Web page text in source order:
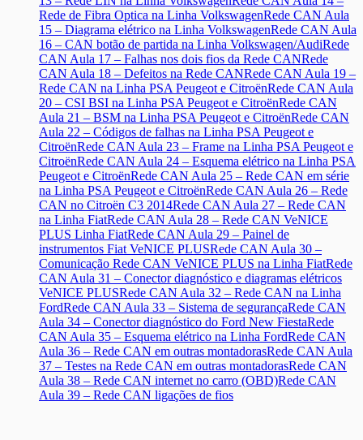
Rede de Fibra Optica na Linha VolkswagenRede CAN Aula
15 – Diagrama elétrico na Linha VolkswagenRede CAN Aula
16 – CAN botão de partida na Linha Volkswagen/AudiRede
CAN Aula 17 – Falhas nos dois fios da Rede CANRede
CAN Aula 18 – Defeitos na Rede CANRede CAN Aula 19 –
Rede CAN na Linha PSA Peugeot e CitroënRede CAN Aula
20 – CSI BSI na Linha PSA Peugeot e CitroënRede CAN
Aula 21 – BSM na Linha PSA Peugeot e CitroënRede CAN
Aula 22 – Códigos de falhas na Linha PSA Peugeot e
CitroënRede CAN Aula 23 – Frame na Linha PSA Peugeot e
CitroënRede CAN Aula 24 – Esquema elétrico na Linha PSA
Peugeot e CitroënRede CAN Aula 25 – Rede CAN em série
na Linha PSA Peugeot e CitroënRede CAN Aula 26 – Rede
CAN no Citroën C3 2014Rede CAN Aula 27 – Rede CAN
na Linha FiatRede CAN Aula 28 – Rede CAN VeNICE
PLUS Linha FiatRede CAN Aula 29 – Painel de
instrumentos Fiat VeNICE PLUSRede CAN Aula 30 –
Comunicação Rede CAN VeNICE PLUS na Linha FiatRede
CAN Aula 31 – Conector diagnóstico e diagramas elétricos
VeNICE PLUSRede CAN Aula 32 – Rede CAN na Linha
FordRede CAN Aula 33 – Sistema de segurançaRede CAN
Aula 34 – Conector diagnóstico do Ford New FiestaRede
CAN Aula 35 – Esquema elétrico na Linha FordRede CAN
Aula 36 – Rede CAN em outras montadorasRede CAN Aula
37 – Testes na Rede CAN em outras montadorasRede CAN
Aula 38 – Rede CAN internet no carro (OBD)Rede CAN
Aula 39 – Rede CAN ligações de fios